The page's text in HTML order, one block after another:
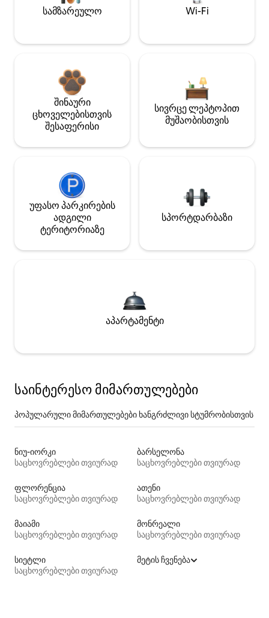
სამზარეულო Wi-Fi
შინაური
ცხოველებისთვის
შესაფერისი
სივრცე ლეპტოპით
მუშაობისთვის
უფასო პარკირების
ადგილი
ტერიტორიაზე
სპორტდარბაზი
აპარტამენტი
საინტერესო მიმართულებები
პოპულარული მიმართულებები ხანგრძლივი სტუმრობისთვის
ნიუ-იორკი
საცხოვრებლები თვიურად
ბარსელონა
საცხოვრებლები თვიურად
ფლორენცია
საცხოვრებლები თვიურად
ათენი
საცხოვრებლები თვიურად
მაიამი
საცხოვრებლები თვიურად
მონრეალი
საცხოვრებლები თვიურად
სიეტლი
საცხოვრებლები თვიურად
მეტის ჩვენება